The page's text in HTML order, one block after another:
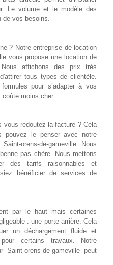
Le volume et le modèle des
de vos besoins.
? Notre entreprise de location
vous propose une location de
affichons des prix très
tous types de clientèle.
pour s’adapter à vos
moins cher.
vous redoutez la facture ? Cela
le penser avec notre
orens-de-gameville. Nous
pas chère. Nous mettons
des tarifs raisonnables et
bénéficier de services de
par le haut mais certaines
: une porte arrière. Cela
un déchargement fluide et
certains travaux. Notre
orens-de-gameville peut